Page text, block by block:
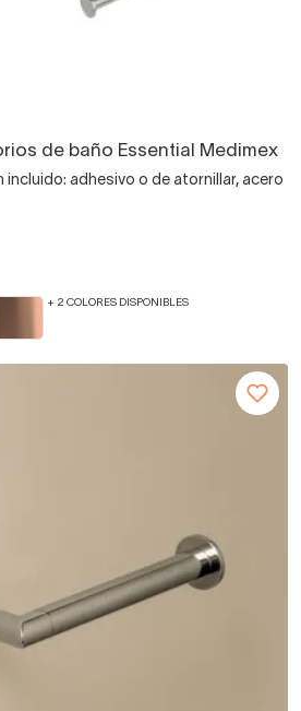
de baño Essential Medimex
incluido: adhesivo o de atornillar, acero
+ 2 COLORES DISPONIBLES